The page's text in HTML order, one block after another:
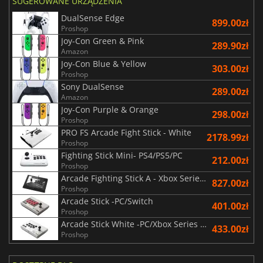
DualSense Edge
Proshop 899.00zł
Joy-Con Green & Pink
Amazon 289.90zł
Joy-Con Blue & Yellow
Proshop 303.00zł
Sony DualSense
Amazon 289.00zł
Joy-Con Purple & Orange
Proshop 298.00zł
PRO FS Arcade Fight Stick - White
Proshop 2178.99zł
Fighting Stick Mini- PS4/PS5/PC
Proshop 212.00zł
Arcade Fighting Stick A - Xbox Series X | S/Xbox One/PC
Proshop 827.00zł
Arcade Stick -PC/Switch
Proshop 401.00zł
Arcade Stick White -PC/Xbox Series X|S/Xbox One
Proshop 433.00zł